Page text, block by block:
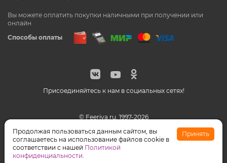
Присоединяйтесь к нам в социальных сетях!
© Feeriya.ru, 1997-2026
Способы оплаты
Вы можете оплатить покупки наличными при получении или
онлайн
WhatsApp принадлежат компании Meta, признанной
экстремистской организацией на территории РФ
Продолжая пользоваться данным сайтом, вы
соглашаетесь на использование файлов cookie в
соответствии с нашей Политикой
конфиденциальности.
Принять